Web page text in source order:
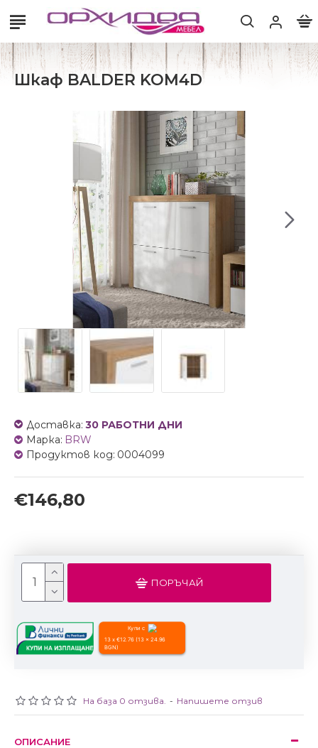
Шкаф BALDER KOM4D
На база 0 отзива. - Напишете отзив
€146,80
Доставка: 30 РАБОТНИ ДНИ
Марка: BRW
Продуктов код: 0004099
ПОРЪЧАЙ
Купи с
13 x €12.76 (13 x 24.96
BGN)
ОПИСАНИЕ